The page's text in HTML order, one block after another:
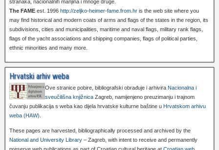
stranaka, nacionalnih manjina i mnoge druge.
The FAME est. 1996 http://zeljko-heimer-fame.from.hr is the web site where you
may find historical and modern coats of arms and flags of the states in the region, its
subdivisions, cities and municipalities, maritime and naval flags, military rank flags,
flags of the yacht associations and shipping companies, flags of political parties,
ethnic minorities and many more.
Hrvatski arhiv weba
Ove stranice pobire, bibliografski obrađuje i arhivira Nacionalna i
sveučilišna knjižnica Zagreb, namijenjeno preuzimanju i trajnom
čuvanju publikacija s weba kao dijela hrvatske kulturne baštine u Hrvatskom arhivu
weba (HAW)
These pages are harvested, bibliographically processed and archived by the
National and University Library – Zagreb, with intent to receive and permanently